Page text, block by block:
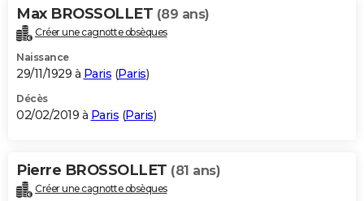
Max BROSSOLLET (89 ans)
Créer une cagnotte obsèques
Naissance
29/11/1929 à Paris (Paris)
Décès
02/02/2019 à Paris (Paris)
Pierre BROSSOLLET (81 ans)
Créer une cagnotte obsèques